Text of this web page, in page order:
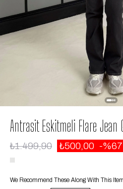
Antrasit Eskitmeli Flare Jean
₺1.499,90 ₺500,00 67
We Recommend These Along With This